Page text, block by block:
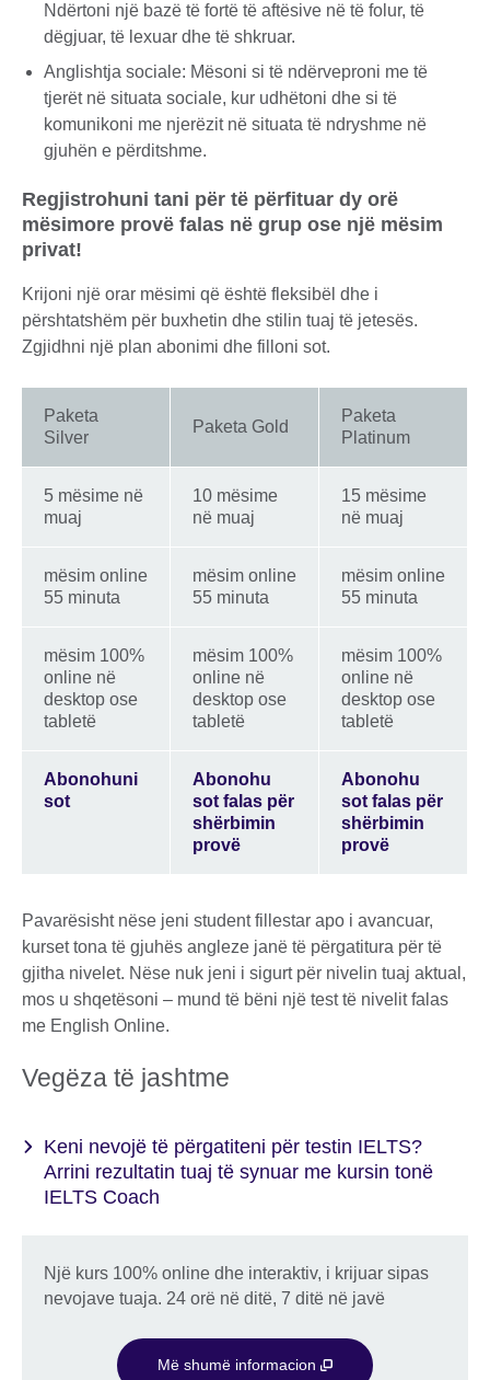
Ndërtoni një bazë të fortë të aftësive në të folur, të
dëgjuar, të lexuar dhe të shkruar.
Anglishtja sociale: Mësoni si të ndërveproni me të
tjerët në situata sociale, kur udhëtoni dhe si të
komunikoni me njerëzit në situata të ndryshme në
gjuhën e përditshme.
Regjistrohuni tani për të përfituar dy orë
mësimore provë falas në grup ose një mësim
privat!
Krijoni një orar mësimi që është fleksibël dhe i
përshtatshëm për buxhetin dhe stilin tuaj të jetesës.
Zgjidhni një plan abonimi dhe filloni sot.
Paketa
Silver
Paketa Gold
Paketa
Platinum
5 mësime në
muaj
10 mësime
në muaj
15 mësime
në muaj
mësim online
55 minuta
mësim online
55 minuta
mësim online
55 minuta
mësim 100%
online në
desktop ose
tabletë
mësim 100%
online në
desktop ose
tabletë
mësim 100%
online në
desktop ose
tabletë
Abonohuni
sot
Abonohu
sot falas për
shërbimin
provë
Abonohu
sot falas për
shërbimin
provë
Pavarësisht nëse jeni student fillestar apo i avancuar,
kurset tona të gjuhës angleze janë të përgatitura për të
gjitha nivelet. Nëse nuk jeni i sigurt për nivelin tuaj aktual,
mos u shqetësoni – mund të bëni një test të nivelit falas
me English Online.
Vegëza të jashtme
Keni nevojë të përgatiteni për testin IELTS?
Arrini rezultatin tuaj të synuar me kursin tonë
IELTS Coach
Një kurs 100% online dhe interaktiv, i krijuar sipas
nevojave tuaja. 24 orë në ditë, 7 ditë në javë
Më shumë informacion